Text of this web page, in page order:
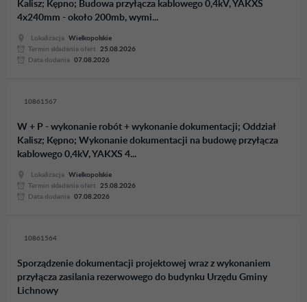
Kalisz; Kępno; Budowa przyłącza kablowego 0,4kV, YAKXS
4x240mm - około 200mb, wymi...
Lokalizacja
Wielkopolskie
Termin skladania ofert
25.08.2026
Data dodania
07.08.2026
10861567
W + P - wykonanie robót + wykonanie dokumentacji; Oddział
Kalisz; Kępno; Wykonanie dokumentacji na budowę przyłącza
kablowego 0,4kV, YAKXS 4...
Lokalizacja
Wielkopolskie
Termin skladania ofert
25.08.2026
Data dodania
07.08.2026
10861564
Sporządzenie dokumentacji projektowej wraz z wykonaniem
przyłącza zasilania rezerwowego do budynku Urzędu Gminy
Lichnowy